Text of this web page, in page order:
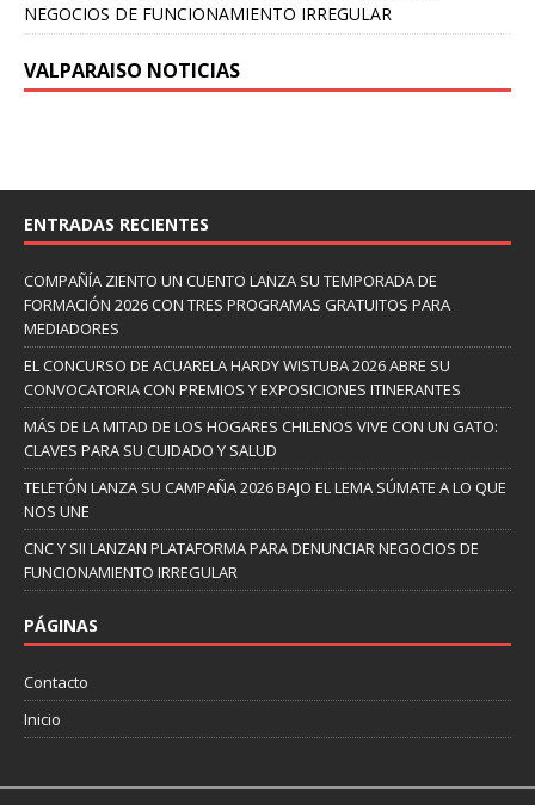
NEGOCIOS DE FUNCIONAMIENTO IRREGULAR
VALPARAISO NOTICIAS
ENTRADAS RECIENTES
COMPAÑÍA ZIENTO UN CUENTO LANZA SU TEMPORADA DE
FORMACIÓN 2026 CON TRES PROGRAMAS GRATUITOS PARA
MEDIADORES
EL CONCURSO DE ACUARELA HARDY WISTUBA 2026 ABRE SU
CONVOCATORIA CON PREMIOS Y EXPOSICIONES ITINERANTES
MÁS DE LA MITAD DE LOS HOGARES CHILENOS VIVE CON UN GATO:
CLAVES PARA SU CUIDADO Y SALUD
TELETÓN LANZA SU CAMPAÑA 2026 BAJO EL LEMA SÚMATE A LO QUE
NOS UNE
CNC Y SII LANZAN PLATAFORMA PARA DENUNCIAR NEGOCIOS DE
FUNCIONAMIENTO IRREGULAR
PÁGINAS
Contacto
Inicio